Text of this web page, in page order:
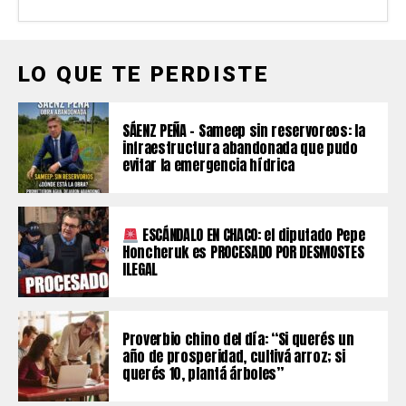
LO QUE TE PERDISTE
SÁENZ PEÑA – Sameep sin reservoreos: la
infraestructura abandonada que pudo
evitar la emergencia hídrica
ESCÁNDALO EN CHACO: el diputado Pepe
Honcheruk es PROCESADO POR DESMOSTES
ILEGAL
Proverbio chino del día: “Si querés un
año de prosperidad, cultivá arroz; si
querés 10, plantá árboles”